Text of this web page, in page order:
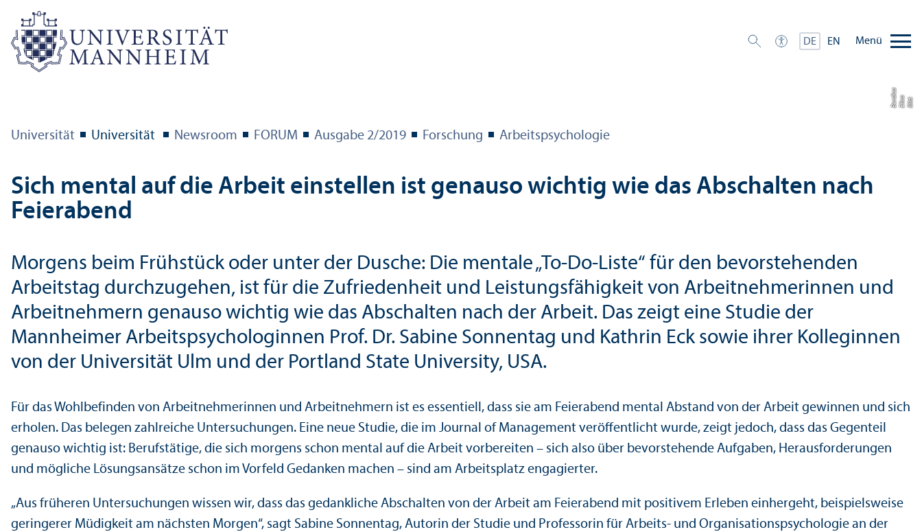
DE EN Menü
Bil
d:
Eli
s
a
B
e
r
dic
a
Universität Universität Newsroom FORUM Ausgabe 2/2019 Forschung Arbeits­psychologie
Sich mental auf die Arbeit einstellen ist genauso wichtig wie das Abschalten nach
Feierabend
Morgens beim Frühstück oder unter der Dusche: Die mentale „To-Do-Liste“ für den bevorstehenden
Arbeits­tag durchzugehen, ist für die Zufriedenheit und Leistungs­fähigkeit von Arbeitnehmer­innen und
Arbeitnehmern genauso wichtig wie das Abschalten nach der Arbeit. Das zeigt eine Studie der
Mannheimer Arbeits­psychologinnen Prof. Dr. Sabine Sonnentag und Kathrin Eck sowie ihrer Kolleginnen
von der Universität Ulm und der Portland State University, USA.
Für das Wohlbefinden von Arbeitnehmer­innen und Arbeitnehmern ist es essentiell, dass sie am Feierabend mental Abstand von der Arbeit gewinnen und sich
erholen. Das belegen zahlreiche Unter­suchungen. Eine neue Studie, die im Journal of Management veröffentlicht wurde, zeigt jedoch, dass das Gegenteil
genauso wichtig ist: Berufstätige, die sich morgens schon mental auf die Arbeit vorbereiten – sich also über bevorstehende Aufgaben, Herausforderungen
und mögliche Lösungs­ansätze schon im Vorfeld Gedanken machen – sind am Arbeits­platz engagierter.
„Aus früheren Unter­suchungen wissen wir, dass das gedankliche Abschalten von der Arbeit am Feierabend mit positivem Erleben einhergeht, beispielsweise
geringerer Müdigkeit am nächsten Morgen“, sagt Sabine Sonnentag, Autorin der Studie und Professorin für Arbeits- und Organisations­psychologie an der